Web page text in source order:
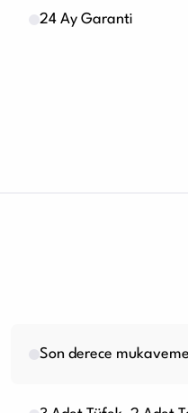
24 Ay Garanti
Son derece